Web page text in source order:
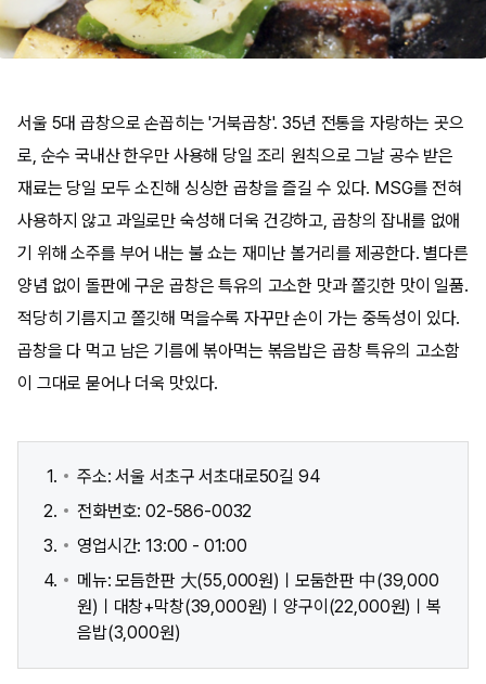
서울 5대 곱창으로 손꼽히는 '거북곱창'. 35년 전통을 자랑하는 곳으
로, 순수 국내산 한우만 사용해 당일 조리 원칙으로 그날 공수 받은
재료는 당일 모두 소진해 싱싱한 곱창을 즐길 수 있다. MSG를 전혀
사용하지 않고 과일로만 숙성해 더욱 건강하고, 곱창의 잡내를 없애
기 위해 소주를 부어 내는 불 쇼는 재미난 볼거리를 제공한다. 별다른
양념 없이 돌판에 구운 곱창은 특유의 고소한 맛과 쫄깃한 맛이 일품.
적당히 기름지고 쫄깃해 먹을수록 자꾸만 손이 가는 중독성이 있다.
곱창을 다 먹고 남은 기름에 볶아먹는 볶음밥은 곱창 특유의 고소함
이 그대로 묻어나 더욱 맛있다.
주소: 서울 서초구 서초대로50길 94
전화번호: 02-586-0032
영업시간: 13:00 - 01:00
메뉴: 모듬한판 大(55,000원)ㅣ모둠한판 中(39,000
원)ㅣ대창+막창(39,000원)ㅣ양구이(22,000원)ㅣ복
음밥(3,000원)